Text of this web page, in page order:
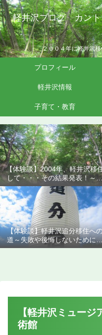
軽井沢ブログ カント
２００４年に軽井沢
プロフィール
軽井沢情報
子育て・教育
【体験談】2004年、軽井沢移
して・・・その結果発表！～
敗や後悔しないために知って
きたいこと
【体験談】軽井沢追分移住へ
道～失敗や後悔しないために
っておきたいこと
【軽井沢ミュー
術館